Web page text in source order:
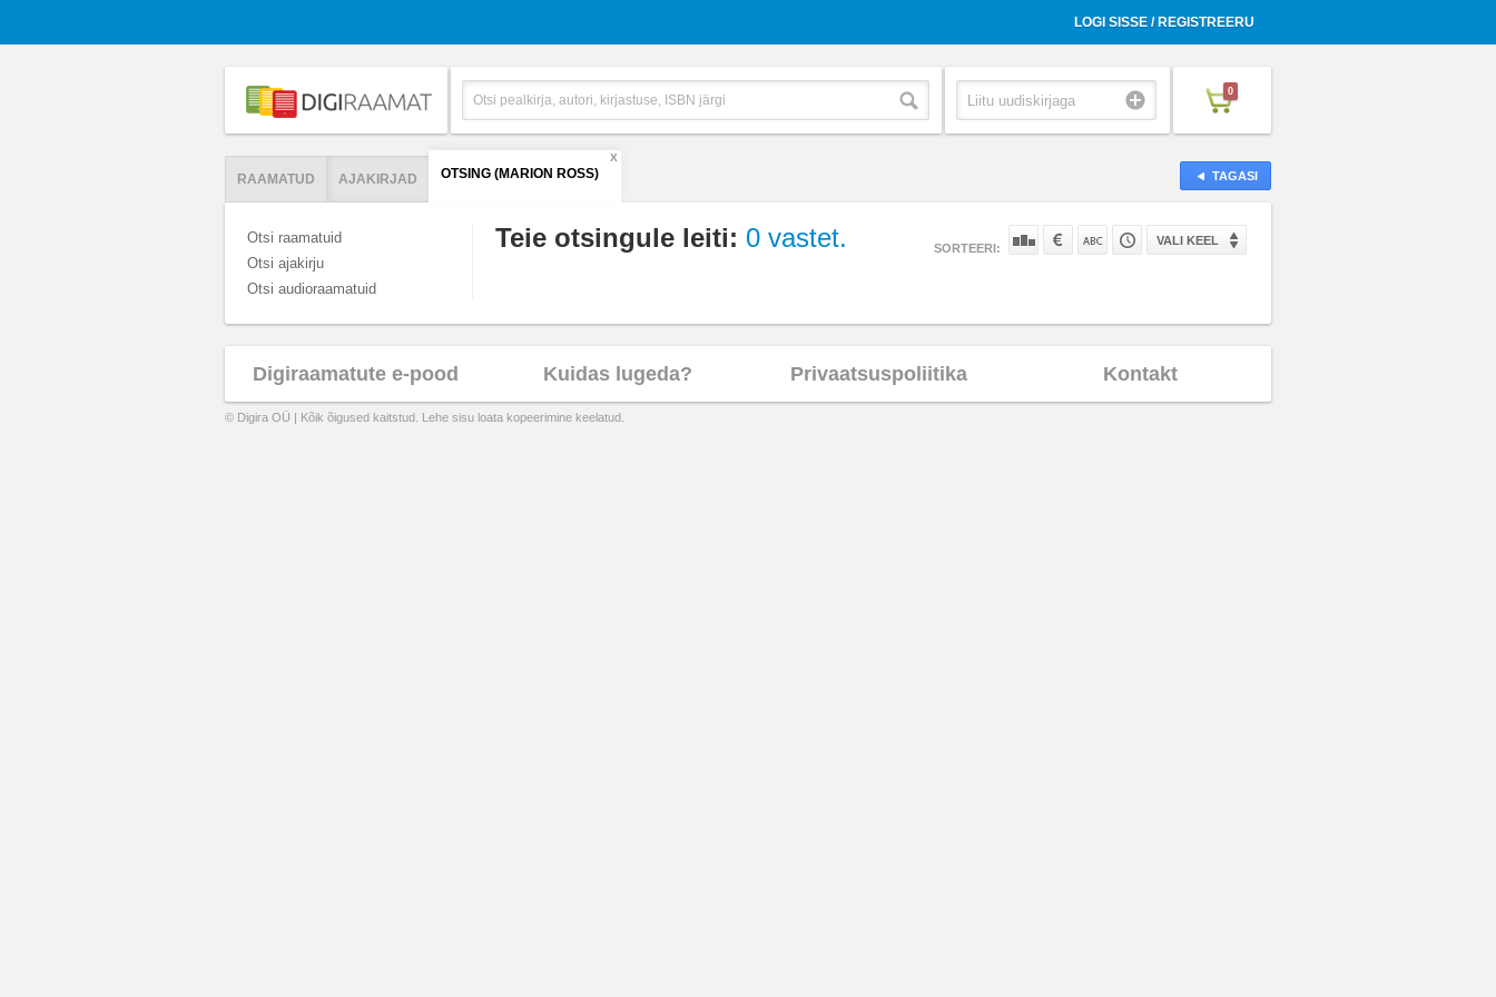
LOGI SISSE / REGISTREERU
0
TAGASI
RAAMATUD AJAKIRJAD OTSING (MARION ROSS)
X
Otsi raamatuid
Otsi ajakirju
Otsi audioraamatuid
Teie otsingule leiti: 0 vastet. SORTEERI:
VALI KEEL
Digiraamatute e-pood Kuidas lugeda? Privaatsuspoliitika Kontakt
© Digira OÜ | Kõik õigused kaitstud. Lehe sisu loata kopeerimine keelatud.